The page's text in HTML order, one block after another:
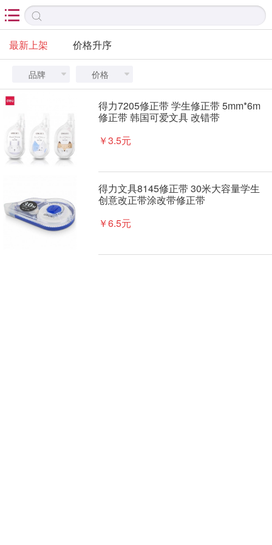

最新上架 价格升序
品牌  价格 
得力7205修正带 学生修正带 5mm*6m
修正带 韩国可爱文具 改错带
￥3.5元
得力文具8145修正带 30米大容量学生
创意改正带涂改带修正带
￥6.5元